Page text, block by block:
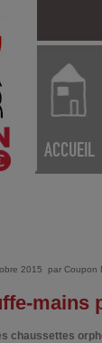
ACCUEIL
2015 par Coupon
mains
chaussettes